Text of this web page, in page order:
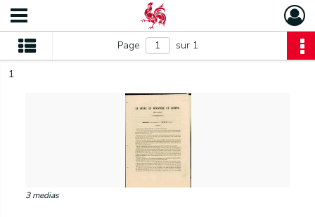
Page sur 1
1
3 medias